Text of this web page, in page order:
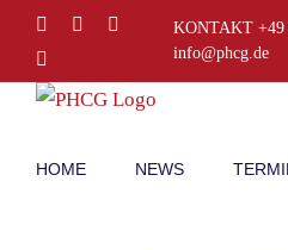
Inhalt
springen
FacebookInstagram KONTAKT +49
info@phcg.de
HOME NEWS